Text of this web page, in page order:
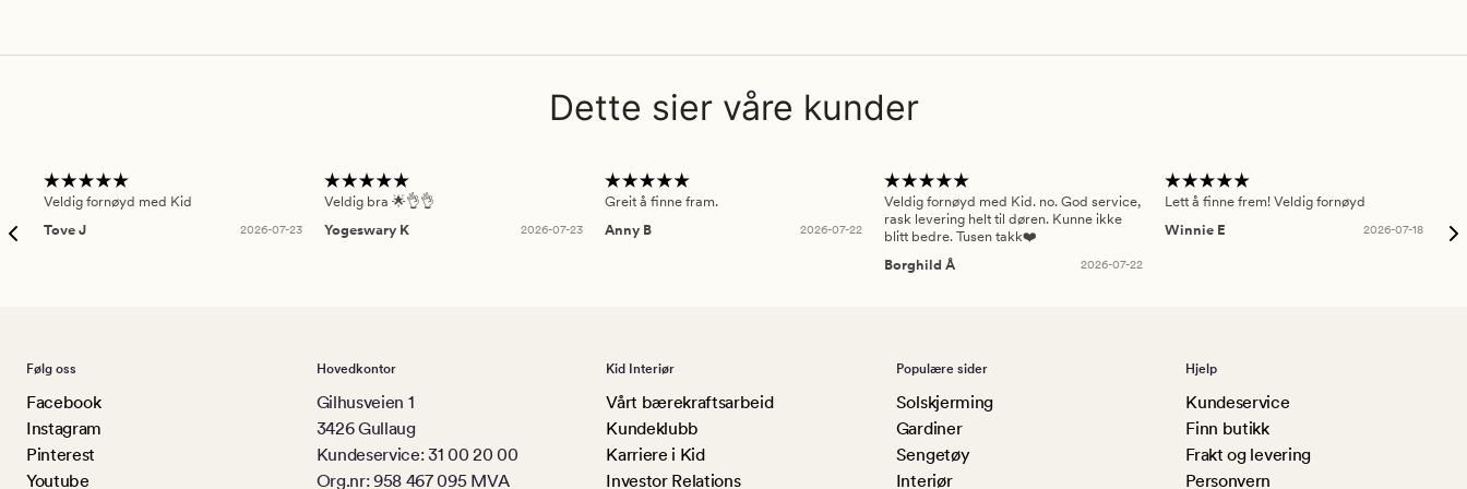
Dette sier våre kunder
Veldig fornøyd med Kid
Tove J
2026-07-23
Veldig bra 🌟👌👌
Yogeswary K
2026-07-23
Greit å finne fram.
Anny B
2026-07-22
Veldig fornøyd med Kid. no. God service,
rask levering helt til døren. Kunne ikke
blitt bedre. Tusen takk❤️
Borghild Å
2026-07-22
Lett å finne frem! Veldig fornøyd
Winnie E
2026-07-18
Følg oss
Facebook
Instagram
Pinterest
Youtube
Hovedkontor
Gilhusveien 1
3426 Gullaug
Kundeservice: 31 00 20 00
Org.nr: 958 467 095 MVA
Kid Interiør
Vårt bærekraftsarbeid
Kundeklubb
Karriere i Kid
Investor Relations
Populære sider
Solskjerming
Gardiner
Sengetøy
Interiør
Hjelp
Kundeservice
Finn butikk
Frakt og levering
Personvern